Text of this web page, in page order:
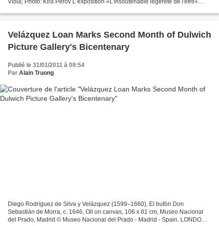
Viola; Photo: Kira Perov Lʼexposition «L'Insoutenable légèreté de l'être»
Velázquez Loan Marks Second Month of Dulwich
Picture Gallery's Bicentenary
Publié le 31/01/2011 à 09:54
Par Alain Truong
Diego Rodríguez de Silva y Velázquez (1599–1660), El bufón Don
Sebastián de Morra, c. 1646, Oil on canvas, 106 x 81 cm, Museo Nacional
del Prado, Madrid © Museo Nacional del Prado - Madrid - Spain. LONDON.-